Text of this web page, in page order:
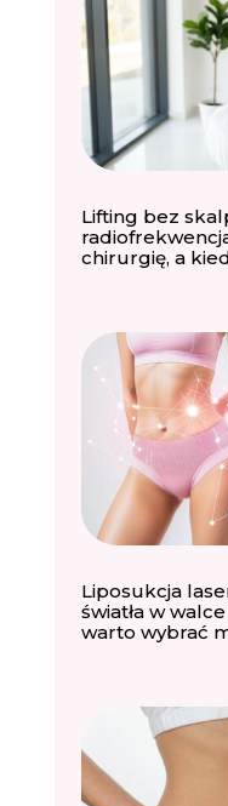
Lifting bez
chirurgię, a
Liposukcja
światła w
warto wybrać